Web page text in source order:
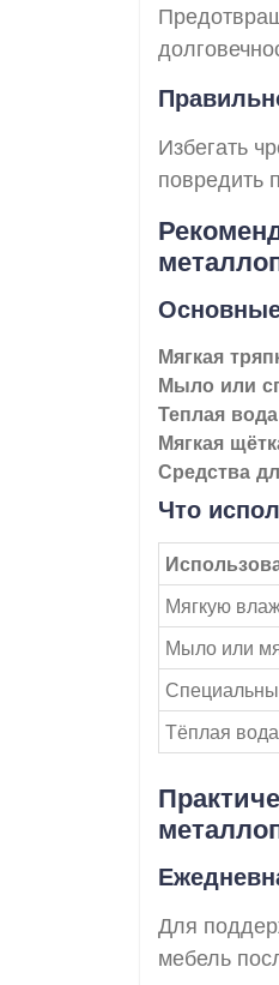
Избегать
повредить
Мягкая
Мыло или
Теплая вода
Мягкая
Средства
Что
Мягкую
Мыло или
Тёплая
Для
мебель